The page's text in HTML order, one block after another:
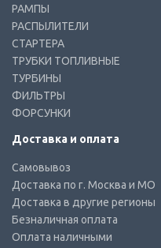
РАМПЫ
РАСПЫЛИТЕЛИ
СТАРТЕРА
ТРУБКИ ТОПЛИВНЫЕ
ТУРБИНЫ
ФИЛЬТРЫ
ФОРСУНКИ
Доставка и оплата
Самовывоз
Доставка по г. Москва и МО
Доставка в другие регионы
Безналичная оплата
Оплата наличными